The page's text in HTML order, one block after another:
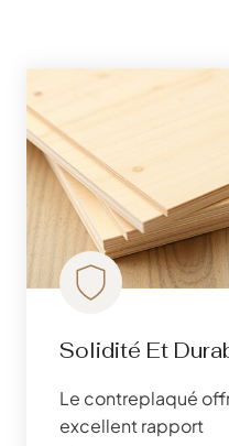
Solidité Et
Le contreplaqué
excellent rapport